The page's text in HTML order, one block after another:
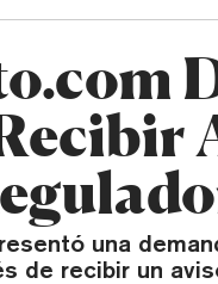
una
de recibir un